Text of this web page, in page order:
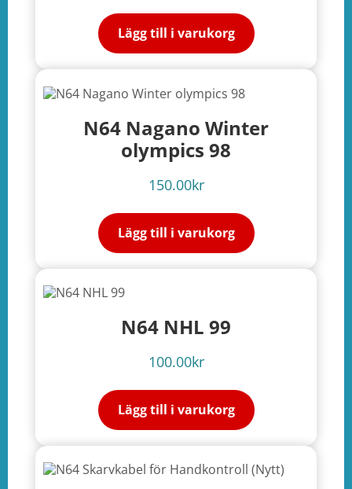
Lägg till i varukorg
N64 Nagano Winter
olympics 98
150.00kr
Lägg till i varukorg
N64 NHL 99
100.00kr
Lägg till i varukorg